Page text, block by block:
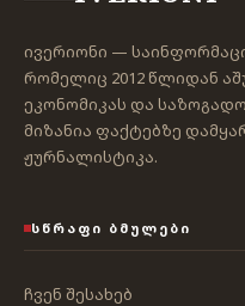
ივერიონი —
რომელიც 2012 წლიდან
ეკონომიკას და
მიზანია ფაქტებზე
ჟურნალისტიკა.
ᲡᲬᲠᲐᲤᲘ ᲑᲛᲣᲚᲔᲑᲘ
ჩვენ შესახებ